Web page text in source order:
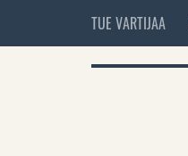
TUE VARTIJAA